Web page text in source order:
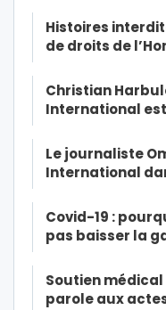
Histoires
de droits de
Christian
International
Le journaliste
International
Covid-19 :
pas baisser la
Soutien médical
parole aux